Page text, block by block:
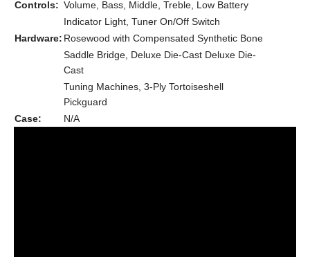
Controls: Volume, Bass, Middle, Treble, Low Battery
Indicator Light, Tuner On/Off Switch
Hardware: Rosewood with Compensated Synthetic Bone
Saddle Bridge, Deluxe Die-Cast Deluxe Die-
Cast
Tuning Machines, 3-Ply Tortoiseshell
Pickguard
Case:
N/A